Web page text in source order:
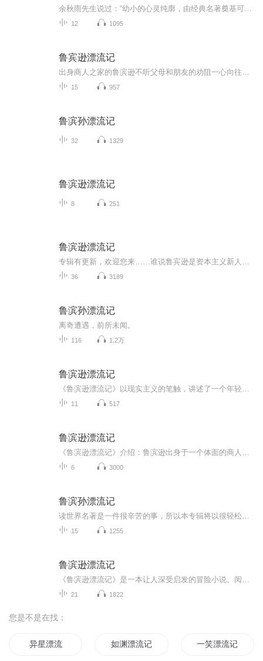
12 1095
鲁宾逊漂流记
15 957
鲁滨孙漂流记
32 1329
鲁滨逊漂流记
8 251
鲁滨逊漂流记
36 3189
鲁滨孙漂流记
离奇遭遇，前所未闻。
116 1.2万
鲁滨逊漂流记
11 517
鲁滨逊漂流记
6 3000
鲁滨孙漂流记
15 1255
鲁滨逊漂流记
21 1822
您是不是在找：
异星漂流 如渊漂流记 一笑漂流记